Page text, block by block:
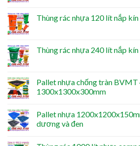
Thùng rác nhựa 120 lít nắp
Thùng rác nhựa 240 lít nắp
Pallet nhựa chống tràn BVMT
1300x1300x300mm
Pallet nhựa
dương và đen